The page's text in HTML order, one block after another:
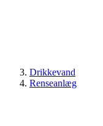
Drikkevand
Renseanlæg